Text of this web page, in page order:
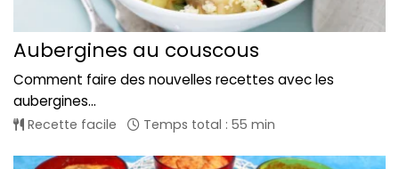
Aubergines au couscous
Comment faire des nouvelles recettes avec les
aubergines...
Recette facile Temps total : 55 min